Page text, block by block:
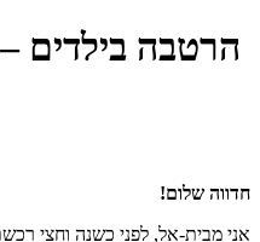
הרטבה בילדים
חדווה שלום!
אני מבית-אל, לפני כשנה וחצי